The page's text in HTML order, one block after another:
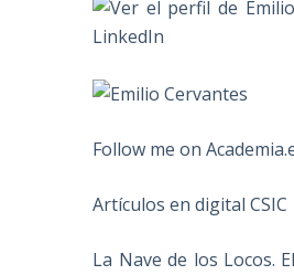
Follow me on
Artículos en digital CSIC
La Nave de los Locos.